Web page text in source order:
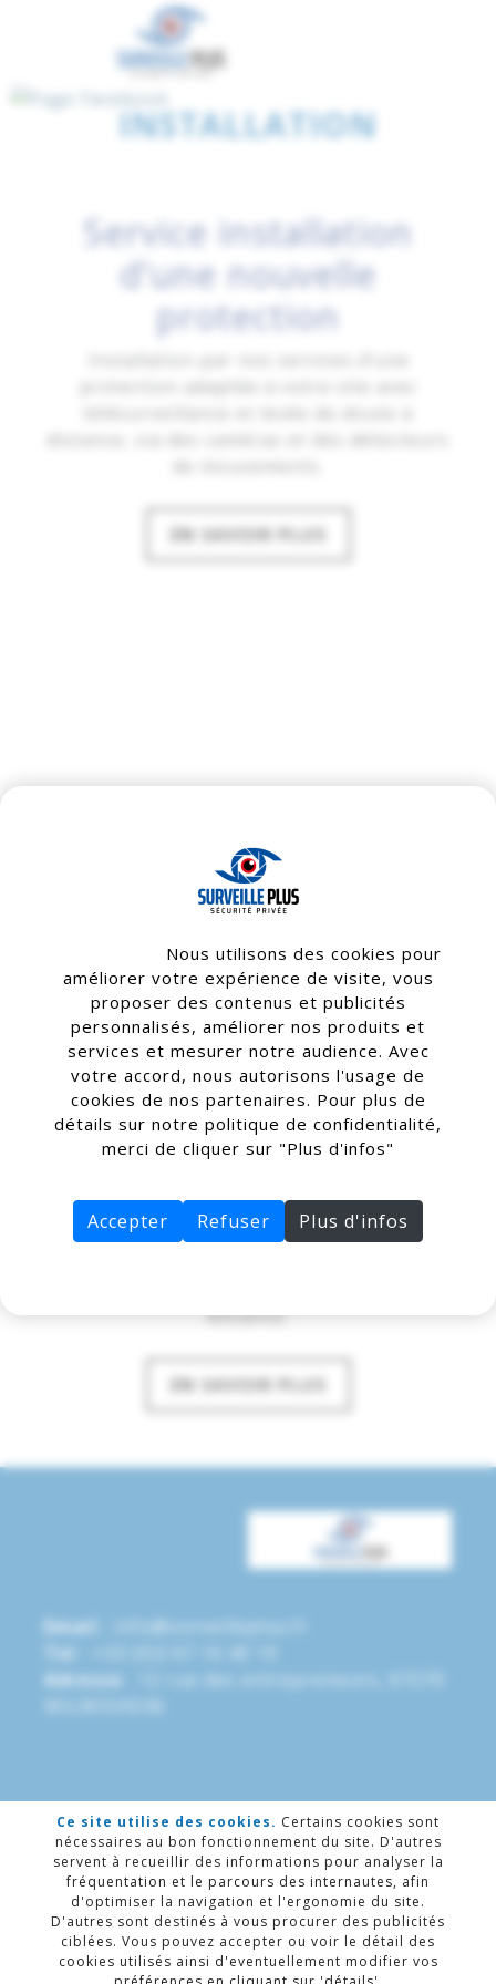
INSTALLATION
Service installation
d’une nouvelle
protection
EN SAVOIR PLUS
Service de reprise de la
protection existante
Nous pouvons reprendre votre installation
existante avec une adaptation ou une
distance.
EN SAVOIR PLUS
Email
info@surveilleplus.fr
Tel
Adresse
2026 © Surveille Plus
Mentions légales|Conditions générales
de Vente|RGPD|Avis / Témoignages|
Plan du site
Nous utilisons des cookies pour
améliorer votre expérience de visite, vous
proposer des contenus et publicités
personnalisés, améliorer nos produits et
services et mesurer notre audience. Avec
votre accord, nous autorisons l'usage de
cookies de nos partenaires. Pour plus de
détails sur notre politique de confidentialité,
merci de cliquer sur "Plus d'infos"
Accepter Refuser Plus d'infos
Ce site utilise des cookies. Certains cookies sont
nécessaires au bon fonctionnement du site. D'autres
servent à recueillir des informations pour analyser la
fréquentation et le parcours des internautes, afin
d'optimiser la navigation et l'ergonomie du site.
D'autres sont destinés à vous procurer des publicités
ciblées. Vous pouvez accepter ou voir le détail des
cookies utilisés ainsi d'eventuellement modifier vos